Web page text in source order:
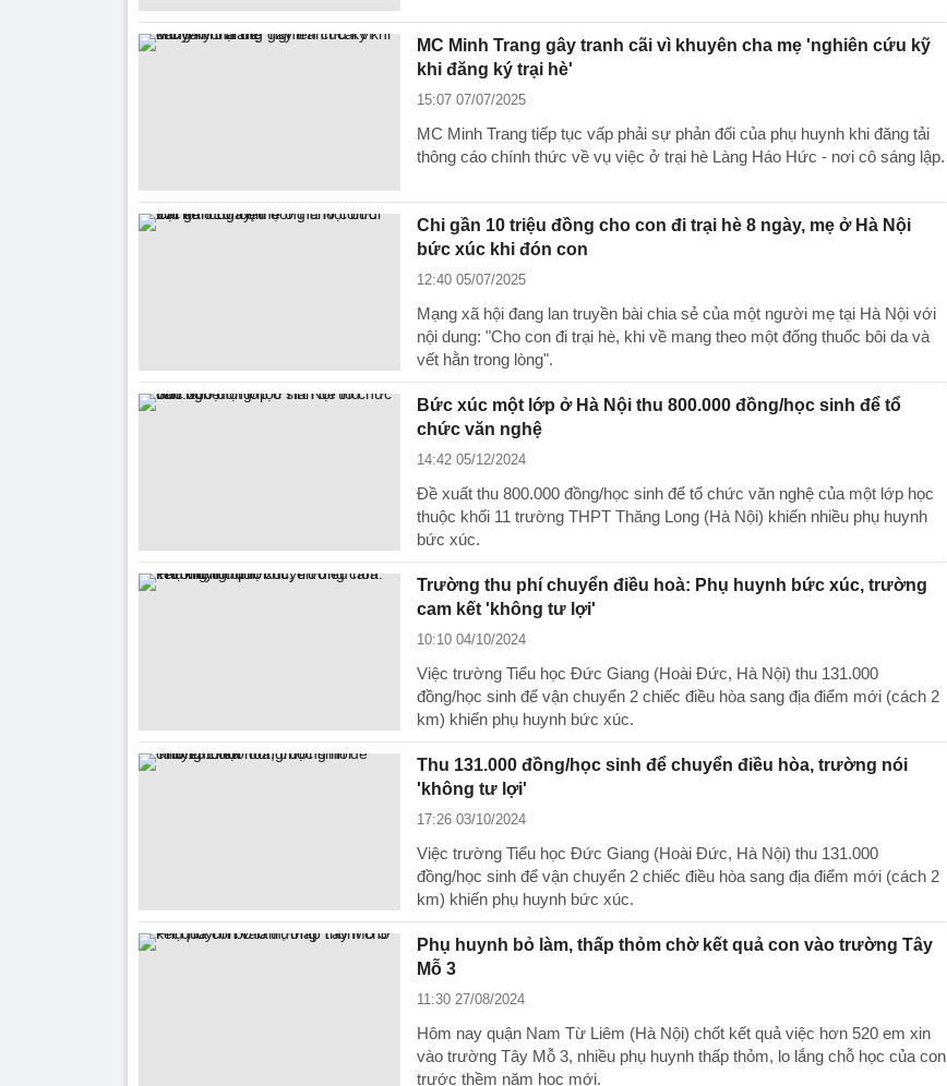
MC Minh Trang gây tranh cãi vì khuyên cha mẹ 'nghiên cứu kỹ
khi đăng ký trại hè'
15:07 07/07/2025
MC Minh Trang tiếp tục vấp phải sự phản đối của phụ huynh khi đăng tải
thông cáo chính thức về vụ việc ở trại hè Làng Háo Hức - nơi cô sáng lập.
Chi gần 10 triệu đồng cho con đi trại hè 8 ngày, mẹ ở Hà Nội
bức xúc khi đón con
12:40 05/07/2025
Mạng xã hội đang lan truyền bài chia sẻ của một người mẹ tại Hà Nội với
nội dung: "Cho con đi trại hè, khi về mang theo một đống thuốc bôi da và
vết hằn trong lòng".
Bức xúc một lớp ở Hà Nội thu 800.000 đồng/học sinh để tổ
chức văn nghệ
14:42 05/12/2024
Đề xuất thu 800.000 đồng/học sinh để tổ chức văn nghệ của một lớp học
thuộc khối 11 trường THPT Thăng Long (Hà Nội) khiến nhiều phụ huynh
bức xúc.
Trường thu phí chuyển điều hoà: Phụ huynh bức xúc, trường
cam kết 'không tư lợi'
10:10 04/10/2024
Việc trường Tiểu học Đức Giang (Hoài Đức, Hà Nội) thu 131.000
đồng/học sinh để vận chuyển 2 chiếc điều hòa sang địa điểm mới (cách 2
km) khiến phụ huynh bức xúc.
Thu 131.000 đồng/học sinh để chuyển điều hòa, trường nói
'không tư lợi'
17:26 03/10/2024
Việc trường Tiểu học Đức Giang (Hoài Đức, Hà Nội) thu 131.000
đồng/học sinh để vận chuyển 2 chiếc điều hòa sang địa điểm mới (cách 2
km) khiến phụ huynh bức xúc.
Phụ huynh bỏ làm, thấp thỏm chờ kết quả con vào trường Tây
Mỗ 3
11:30 27/08/2024
Hôm nay quận Nam Từ Liêm (Hà Nội) chốt kết quả việc hơn 520 em xin
vào trường Tây Mỗ 3, nhiều phụ huynh thấp thỏm, lo lắng chỗ học của con
trước thềm năm học mới.